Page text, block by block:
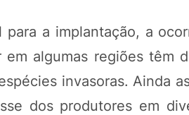
a implantação, a
em algumas regiões têm
invasoras. Ainda
dos produtores em